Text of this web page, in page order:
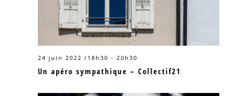
Un apéro sympathique – Collectif21
24 juin 2022 /18h30 - 20h30